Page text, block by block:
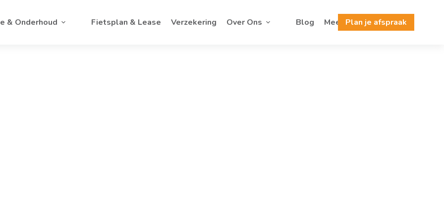
& Onderhoud Fietsplan & Lease Verzekering Over Ons Blog Meer Plan je afspraak